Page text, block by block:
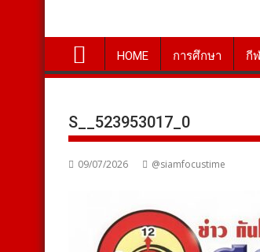
HOME การศึกษา กี
S__523953017_0
09/07/2026 @siamfocustime